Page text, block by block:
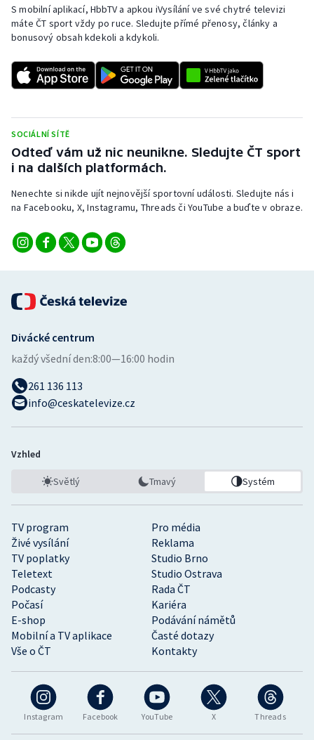
Rychlostní kanoistika
Sportovní střelba
Stolní tenis
Triatlon
Veslování
Volejbal
S mobilní aplikací, HbbTV a apkou iVysílání ve své chytré televizi
máte ČT sport vždy po ruce. Sledujte přímé přenosy, články a
bonusový obsah kdekoli a kdykoli.
SOCIÁLNÍ SÍTĚ
Odteď vám už nic neunikne. Sledujte ČT sport
i na dalších platformách.
Nenechte si nikde ujít nejnovější sportovní události. Sledujte nás i
na Facebooku, X, Instagramu, Threads či YouTube a buďte v obraze.
Instagram Facebook YouTube X Threads
TV program
Pro média
Živé vysílání
Reklama
TV poplatky
Studio Brno
Teletext
Studio Ostrava
Podcasty
Rada ČT
Počasí
Kariéra
E-shop
Podávání námětů
Mobilní a TV aplikace
Časté dotazy
Vše o ČT
Kontakty
Divácké centrum
každý všední den:8:00—16:00 hodin
261 136 113
info@ceskatelevize.cz
Vzhled
Světlý Tmavý Systém